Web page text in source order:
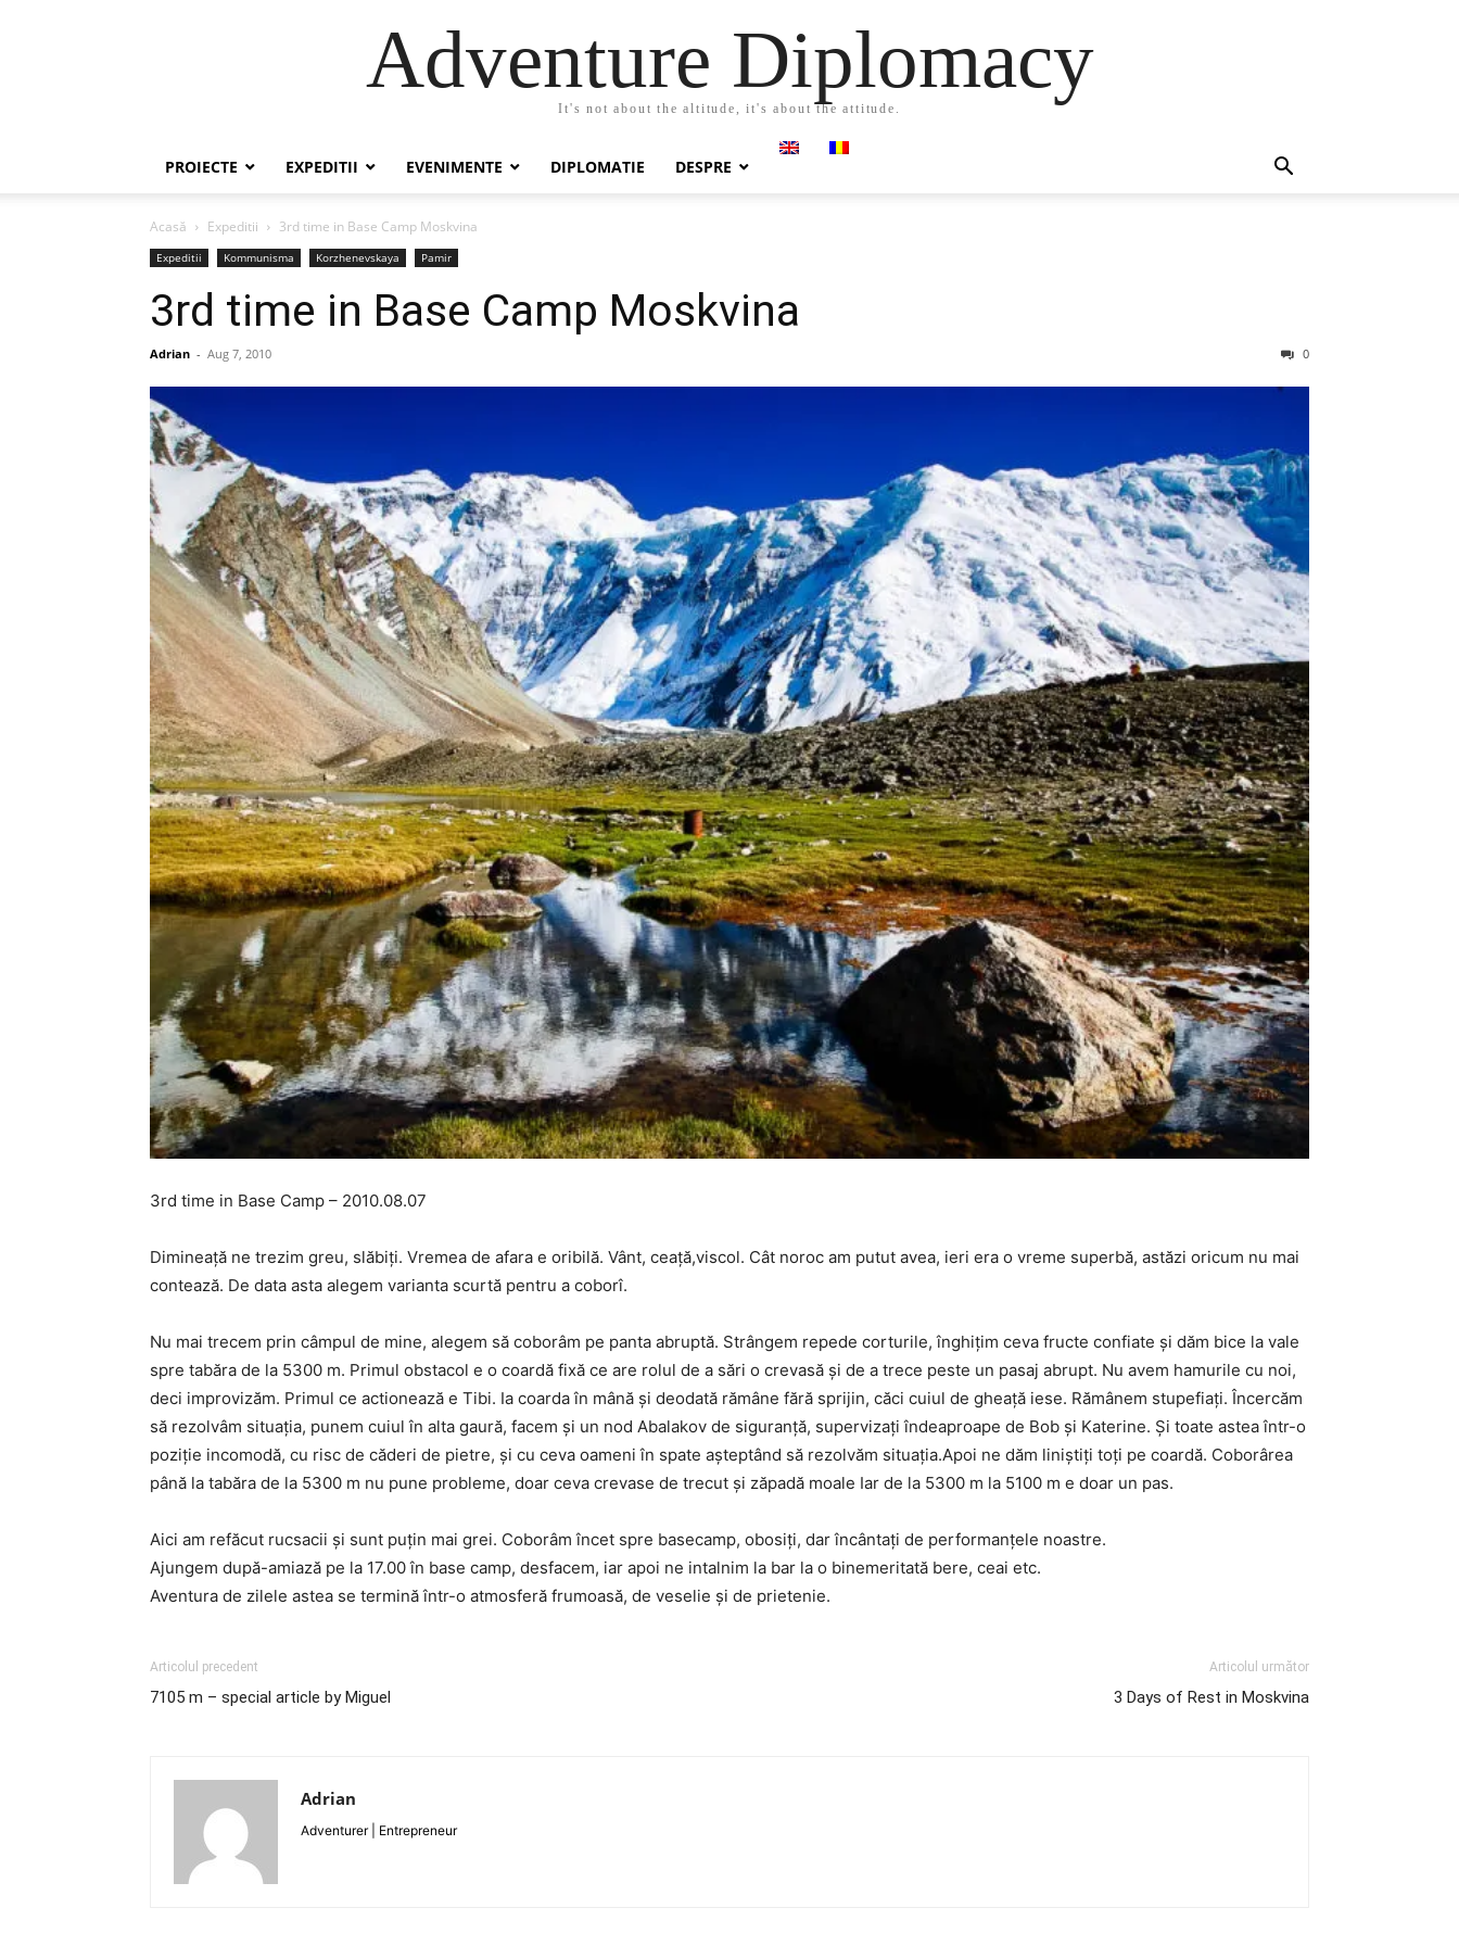
Adventure Diplomacy
It's not about the altitude, it's about the attitude.
PROIECTE EXPEDITII EVENIMENTE DIPLOMATIE DESPRE
Acasă Expeditii 3rd time in Base Camp Moskvina
Expeditii Kommunisma Korzhenevskaya Pamir
3rd time in Base Camp Moskvina
Adrian - Aug 7, 2010 0
3rd time in Base Camp – 2010.08.07
Dimineaţă ne trezim greu, slăbiţi. Vremea de afara e oribilă. Vânt, ceaţă,viscol. Cât noroc am putut avea, ieri era o vreme superbă, astăzi oricum nu mai
contează. De data asta alegem varianta scurtă pentru a coborî.
Nu mai trecem prin câmpul de mine, alegem să coborâm pe panta abruptă. Strângem repede corturile, înghiţim ceva fructe confiate şi dăm bice la vale
spre tabăra de la 5300 m. Primul obstacol e o coardă fixă ce are rolul de a sări o crevasă şi de a trece peste un pasaj abrupt. Nu avem hamurile cu noi,
deci improvizăm. Primul ce actionează e Tibi. Ia coarda în mână şi deodată rămâne fără sprijin, căci cuiul de gheaţă iese. Rămânem stupefiaţi. Încercăm
să rezolvâm situaţia, punem cuiul în alta gaură, facem şi un nod Abalakov de siguranţă, supervizaţi îndeaproape de Bob şi Katerine. Şi toate astea într-o
poziţie incomodă, cu risc de căderi de pietre, şi cu ceva oameni în spate aşteptând să rezolvăm situaţia.Apoi ne dăm liniştiţi toţi pe coardă. Coborârea
până la tabăra de la 5300 m nu pune probleme, doar ceva crevase de trecut şi zăpadă moale Iar de la 5300 m la 5100 m e doar un pas.
Aici am refăcut rucsacii şi sunt puţin mai grei. Coborâm încet spre basecamp, obosiţi, dar încântaţi de performanţele noastre.
Ajungem după-amiază pe la 17.00 în base camp, desfacem, iar apoi ne intalnim la bar la o binemeritată bere, ceai etc.
Aventura de zilele astea se termină într-o atmosferă frumoasă, de veselie şi de prietenie.
Articolul precedent
7105 m – special article by Miguel
Articolul următor
3 Days of Rest in Moskvina
Adrian
Adventurer | Entrepreneur